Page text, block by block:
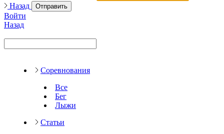
Назад
Отправить
Войти
Назад
Соревнования
Все
Бег
Лыжи
Статьи